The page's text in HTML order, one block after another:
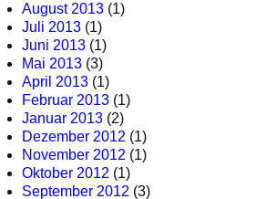
August 2013 (1)
Juli 2013 (1)
Juni 2013 (1)
Mai 2013 (3)
April 2013 (1)
Februar 2013 (1)
Januar 2013 (2)
Dezember 2012 (1)
November 2012 (1)
Oktober 2012 (1)
September 2012 (3)